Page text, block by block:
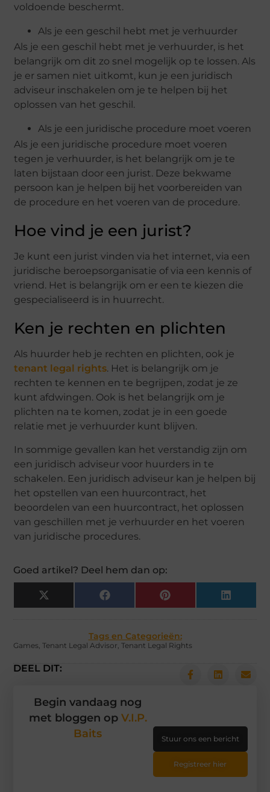
voldoende beschermt.
Als je een geschil hebt met je verhuurder
Als je een geschil hebt met je verhuurder, is het
belangrijk om dit zo snel mogelijk op te lossen. Als
je er samen niet uitkomt, kun je een juridisch
adviseur inschakelen om je te helpen bij het
oplossen van het geschil.
Als je een juridische procedure moet voeren
Als je een juridische procedure moet voeren
tegen je verhuurder, is het belangrijk om je te
laten bijstaan door een jurist. Deze bekwame
persoon kan je helpen bij het voorbereiden van
de procedure en het voeren van de procedure.
Hoe vind je een jurist?
Je kunt een jurist vinden via het internet, via een
juridische beroepsorganisatie of via een kennis of
vriend. Het is belangrijk om er een te kiezen die
gespecialiseerd is in huurrecht.
Ken je rechten en plichten
Als huurder heb je rechten en plichten, ook je
tenant legal rights. Het is belangrijk om je
rechten te kennen en te begrijpen, zodat je ze
kunt afdwingen. Ook is het belangrijk om je
plichten na te komen, zodat je in een goede
relatie met je verhuurder kunt blijven.
In sommige gevallen kan het verstandig zijn om
een juridisch adviseur voor huurders in te
schakelen. Een juridisch adviseur kan je helpen bij
het opstellen van een huurcontract, het
beoordelen van een huurcontract, het oplossen
van geschillen met je verhuurder en het voeren
van juridische procedures.
Goed artikel? Deel hem dan op:
X
(Twitter)
Facebook Pinterest LinkedIn
Tags en Categorieën:
Games, Tenant Legal Advisor, Tenant Legal Rights
DEEL DIT:
Begin vandaag nog
met bloggen op V.I.P.
Baits
Stuur ons een bericht
Registreer hier